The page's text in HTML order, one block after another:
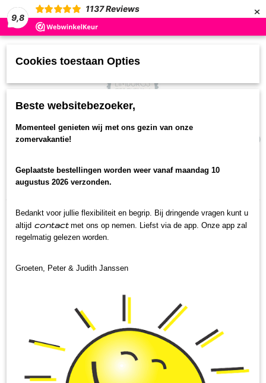
9,8
1137 Reviews ×
UW WINKELWAGEN
(0)
Home>Streekproducten>Oud Hollands snoep
Boeren Klompjes drop
Cookies toestaan Opties
Beste websitebezoeker,
Momenteel genieten wij met ons gezin van onze
zomervakantie!
Geplaatste bestellingen worden weer vanaf maandag 10
augustus 2026 verzonden.
Bedankt voor jullie flexibiliteit en begrip. Bij dringende vragen kunt u
altijd contactmet ons op nemen. Liefst via de app. Onze app zal
regelmatig gelezen worden.
Groeten, Peter & Judith Janssen